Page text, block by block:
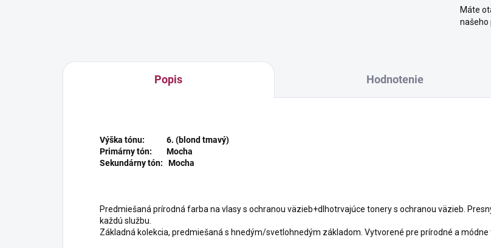
Máte
našeho
Popis Hodnotenie
Výška tónu: 6. (blond tmavý)
Primárny tón: Mocha
Sekundárny tón: Mocha
Predmiešaná prírodná farba na vlasy s ochranou väzieb+dlhotrvajúce tonery s ochranou väzieb.
každú službu.
Základná kolekcia, predmiešaná s hnedým/svetlohnedým základom. Vytvorené pre prírodné a módne